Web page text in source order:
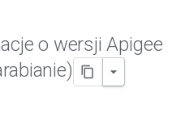
o wersji Apigee